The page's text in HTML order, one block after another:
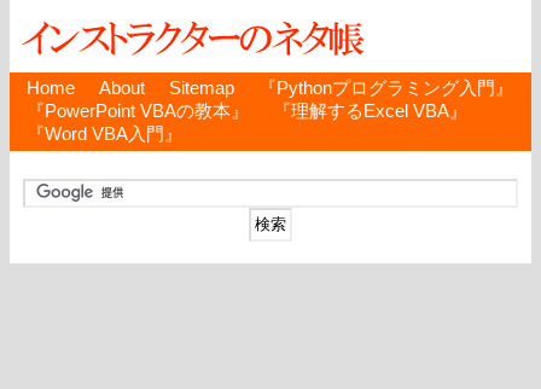
Home About Sitemap
『Pythonプログラミング入門』
『PowerPoint VBAの教本』
『理解するExcel VBA』
『Word VBA入門』